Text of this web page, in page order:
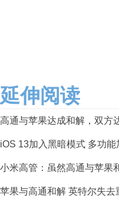
延伸阅读
高通与苹果达成和解，双方
iOS 13加入黑暗模式 多功
小米高管：虽然高通与苹果
苹果与高通和解 英特尔失去